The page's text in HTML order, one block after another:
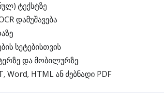
ტექსტზე
დამუშავება
სეტებისთვის
და მობილურზე
Word, HTML ან ძებნადი PDF